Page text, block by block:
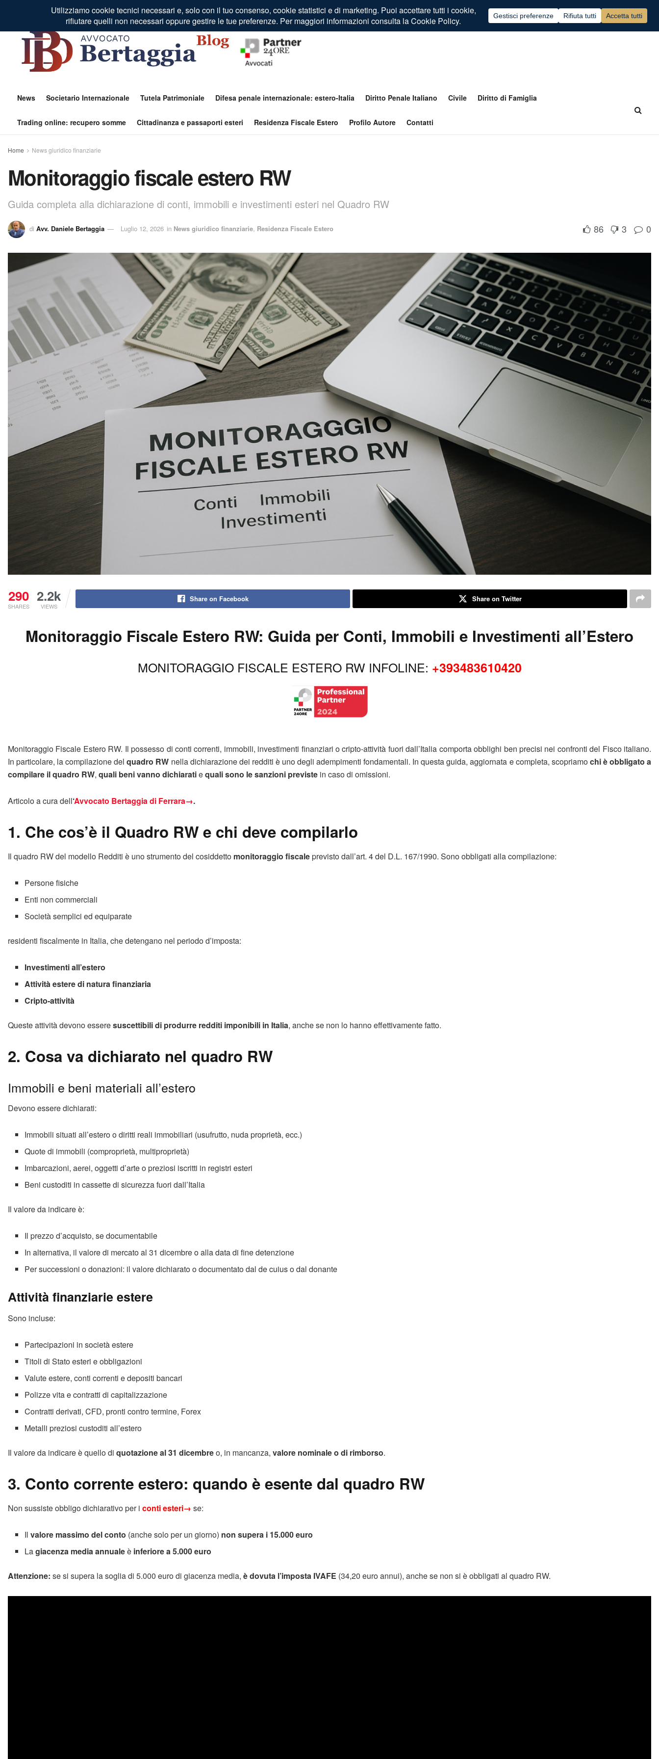
Residenza Fiscale Estero
Profilo Autore
News Societario Internazionale Tutela Patrimoniale Difesa penale internazionale: estero-Italia Diritto Penale Italiano Civile Diritto di Famiglia
Trading online: recupero somme Cittadinanza e passaporti esteri Residenza Fiscale Estero Profilo Autore Contatti
Home News giuridico finanziarie
Monitoraggio fiscale estero RW
Guida completa alla dichiarazione di conti, immobili e investimenti esteri nel Quadro RW
di Avv. Daniele Bertaggia Luglio 12, 2026 in News giuridico finanziarie, Residenza Fiscale Estero 86 3 0
290
SHARES
2.2k
VIEWS
Share on Facebook Share on Twitter
Monitoraggio Fiscale Estero RW: Guida per Conti, Immobili e Investimenti all’Estero
MONITORAGGIO FISCALE ESTERO RW INFOLINE: +393483610420
Monitoraggio Fiscale Estero RW. Il possesso di conti correnti, immobili, investimenti finanziari o cripto-attività fuori dall’Italia comporta obblighi ben precisi nei confronti del Fisco italiano.
In particolare, la compilazione delquadro RW nella dichiarazione dei redditi è uno degli adempimenti fondamentali. In questa guida, aggiornata e completa, scopriamochi è obbligato a
compilare il quadro RW, quali beni vanno dichiaratiequali sono le sanzioni previste in caso di omissioni.
Articolo a cura dell‘Avvocato Bertaggia di Ferrara→.
1. Che cos’è il Quadro RW e chi deve compilarlo
Il quadro RW del modello Redditi è uno strumento del cosiddetto monitoraggio fiscaleprevisto dall’art. 4 del D.L. 167/1990. Sono obbligati alla compilazione:
Persone fisiche
Enti non commerciali
Società semplici ed equiparate
residenti fiscalmente in Italia, che detengano nel periodo d’imposta:
Investimenti all’estero
Attività estere di natura finanziaria
Cripto-attività
Queste attività devono esseresuscettibili di produrre redditi imponibili in Italia, anche se non lo hanno effettivamente fatto.
2. Cosa va dichiarato nel quadro RW
Immobili e beni materiali all’estero
Devono essere dichiarati:
Immobili situati all’estero o diritti reali immobiliari (usufrutto, nuda proprietà, ecc.)
Quote di immobili (comproprietà, multiproprietà)
Imbarcazioni, aerei, oggetti d’arte o preziosi iscritti in registri esteri
Beni custoditi in cassette di sicurezza fuori dall’Italia
Il valore da indicare è:
Il prezzo d’acquisto, se documentabile
In alternativa, il valore di mercato al 31 dicembre o alla data di fine detenzione
Per successioni o donazioni: il valore dichiarato o documentato dal de cuius o dal donante
Attività finanziarie estere
Sono incluse:
Partecipazioni in società estere
Titoli di Stato esteri e obbligazioni
Valute estere, conti correnti e depositi bancari
Polizze vita e contratti di capitalizzazione
Contratti derivati, CFD, pronti contro termine, Forex
Metalli preziosi custoditi all’estero
Il valore da indicare è quello di quotazione al 31 dicembreo, in mancanza, valore nominale o di rimborso.
3. Conto corrente estero: quando è esente dal quadro RW
Non sussiste obbligo dichiarativo per i conti esteri→ se:
Ilvalore massimo del conto (anche solo per un giorno) non supera i 15.000 euro
Lagiacenza media annualeè inferiore a 5.000 euro
Attenzione: se si supera la soglia di 5.000 euro di giacenza media, è dovuta l’imposta IVAFE (34,20 euro annui), anche se non si è obbligati al quadro RW.